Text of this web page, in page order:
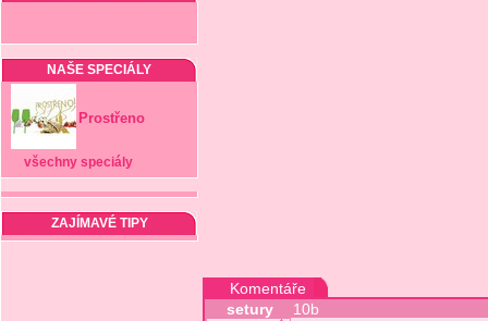
NAŠE SPECIÁLY
Prostřeno
všechny speciály
ZAJÍMAVÉ TIPY
Komentáře
setury
10b